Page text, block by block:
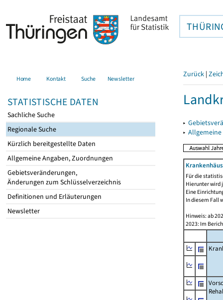
Home Kontakt Suche Newsletter
STATISTISCHE DATEN
Sachliche Suche
Regionale Suche
Kürzlich bereitgestellte Daten
Allgemeine Angaben, Zuordnungen
Gebietsveränderungen,
Änderungen zum Schlüsselverzeichnis
Definitionen und Erläuterungen
Newsletter
Zurück |
▸
▸
Für die
Hierunter wird
Eine
In diesem Fall
Hinweis: ab
2023: Im